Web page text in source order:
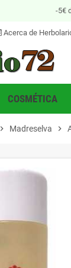
-5€
Acerca de
COSMÉTICA
chevron_right Madreselva chevron_right